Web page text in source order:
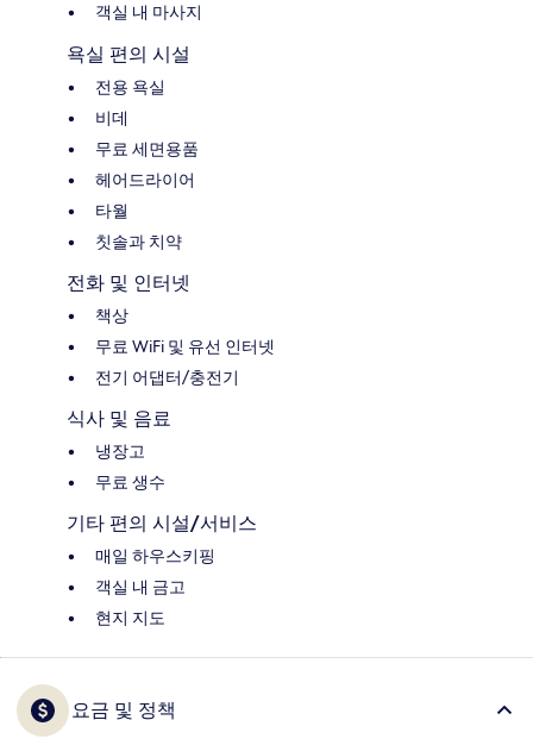
객실 내 마사지
욕실 편의 시설
전용 욕실
비데
무료 세면용품
헤어드라이어
타월
칫솔과 치약
전화 및 인터넷
책상
무료 WiFi 및 유선 인터넷
전기 어댑터/충전기
식사 및 음료
냉장고
무료 생수
기타 편의 시설/서비스
매일 하우스키핑
객실 내 금고
현지 지도
요금 및 정책